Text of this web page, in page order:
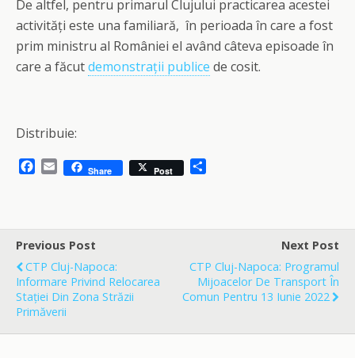
De altfel, pentru primarul Clujului practicarea acestei
activități este una familiară, în perioada în care a fost
prim ministru al României el având câteva episoade în
care a făcutdemonstrații publice de cosit.
Distribuie:
b
o
o
k
E
l
Share Post
e
Previous Post
CTP Cluj-Napoca:
Informare Privind Relocarea
Stației Din Zona Străzii
Primăverii
Next Post
CTP Cluj-Napoca: Programul
Mijoacelor De Transport În
Comun Pentru 13 Iunie 2022